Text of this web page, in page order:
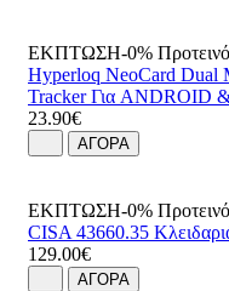
ΕΚΠΤΩΣΗ-0%
Hyperloq NeoCard Dual
Tracker Για ANDROID
23.90€
ΑΓΟΡΑ
ΕΚΠΤΩΣΗ-0%
CISA 43660.35
129.00€
ΑΓΟΡΑ